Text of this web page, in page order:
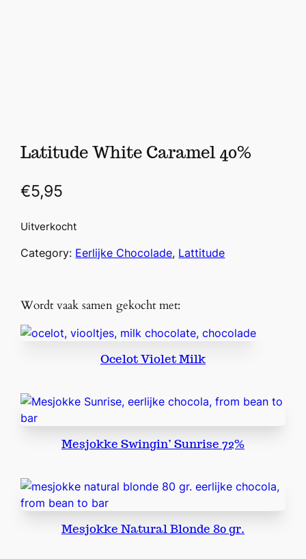
Latitude White Caramel 40%
€5,95
Uitverkocht
Category: Eerlijke Chocolade, Lattitude
Wordt vaak samen gekocht met:
Ocelot Violet Milk
Mesjokke Swingin’ Sunrise 72%
Mesjokke Natural Blonde 80 gr.